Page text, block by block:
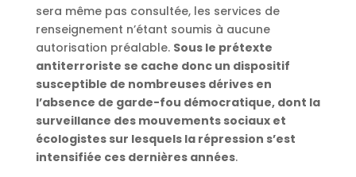
sera même pas consultée, les services de
renseignement n’étant soumis à aucune
autorisation préalable. Sous le prétexte
antiterroriste se cache donc un dispositif
susceptible de nombreuses dérives en
l’absence de garde-fou démocratique, dont la
surveillance des mouvements sociaux et
écologistes sur lesquels la répression s’est
intensifiée ces dernières années.